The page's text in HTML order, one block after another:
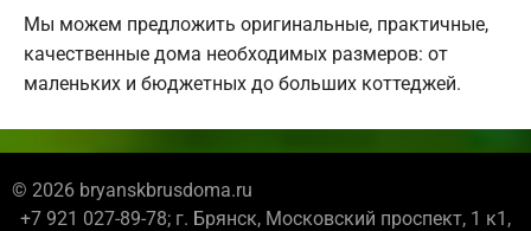
Мы можем предложить оригинальные, практичные,
качественные дома необходимых размеров: от
маленьких и бюджетных до больших коттеджей.
© 2026 bryanskbrusdoma.ru
+7 921 027-89-78; г. Брянск, Московский проспект, 1 к1,